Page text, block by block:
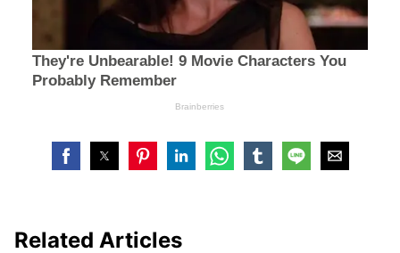
Related Articles